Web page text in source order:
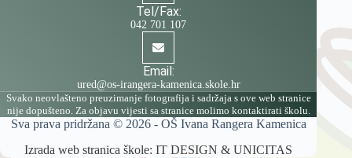
Tel/Fax:
042 701 107
Email:
ured@os-irangera-kamenica.skole.hr
Svako neovlašteno preuzimanje fotografija i sadržaja s ove web stranice
nije dopušteno. Za objavu vijesti sa stranice molimo kontaktirati školu.
Sva prava pridržana © 2026 - OŠ Ivana Rangera Kamenica
Izrada web stranica škole:IT DESIGN &UNICITAS